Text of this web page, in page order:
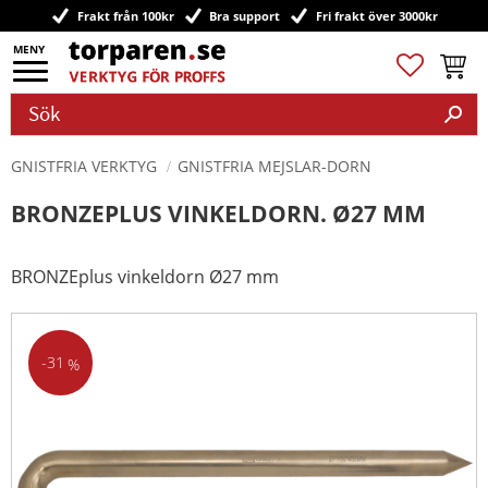
Meny
Frakt från 100kr Bra support Fri frakt över 3000kr
Favoriter
GNISTFRIA VERKTYG GNISTFRIA MEJSLAR-DORN
BRONZEPLUS VINKELDORN. Ø27 MM
BRONZEplus vinkeldorn Ø27 mm
31 %